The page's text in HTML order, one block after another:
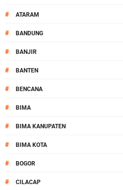
# ATARAM
# BANDUNG
# BANJIR
# BANTEN
# BENCANA
# BIMA
# BIMA KANUPATEN
# BIMA KOTA
# BOGOR
# CILACAP